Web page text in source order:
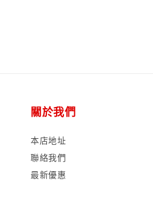
關於我們
本店地址
聯絡我們
最新優惠